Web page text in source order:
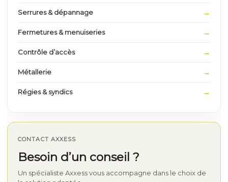
Serrures & dépannage
Fermetures & menuiseries
Contrôle d’accès
Métallerie
Régies & syndics
CONTACT AXXESS
Besoin d’un conseil ?
Un spécialiste Axxess vous accompagne dans le choix de